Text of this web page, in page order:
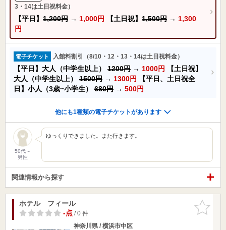
3・14は土日祝料金）
【平日】 1,200円 → 1,000円 【土日祝】 1,500円 → 1,300
円
電子チケット 入館料割引（8/10・12・13・14は土日祝料金）
【平日】大人（中学生以上） 1200円 → 1000円
【土日祝】
大人（中学生以上） 1500円 → 1300円
【平日、土日祝全
日】小人（3歳~小学生） 680円 → 500円
他にも1種類の電子チケットがあります
50代～
男性
ゆっくりできました。また行きます。
関連情報から探す
お気に入
りに追加
ホテル フィール
-点/ 0 件
神奈川県 / 横浜市中区